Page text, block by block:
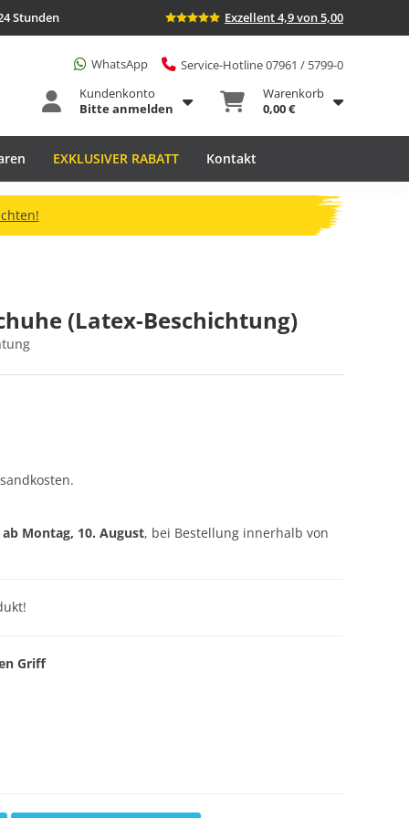
Stunden Exzellent 4,9 von 5,00
WhatsApp
Service-Hotline 07961 / 5799-0
Kundenkonto
Bitte anmelden
Warenkorb
0,00 €
EXKLUSIVER RABATT Kontakt
(Latex-Beschichtung)
Montag, 10. August, bei Bestellung innerhalb von
Griff